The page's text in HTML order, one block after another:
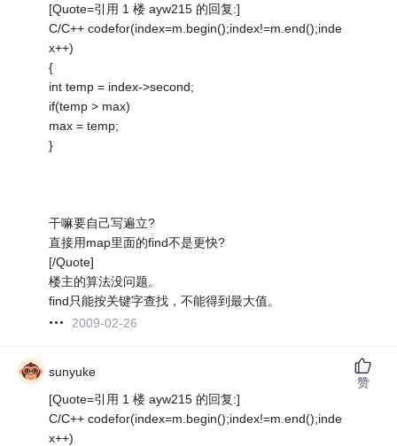
[Quote=引用 1 楼 ayw215 的回复:]
C/C++ codefor(index=m.begin();index!=m.end();inde
x++)
{
int temp = index->second;
if(temp > max)
max = temp;
}
干嘛要自己写遍立?
直接用map里面的find不是更快?
[/Quote]
楼主的算法没问题。
find只能按关键字查找，不能得到最大值。
2009-02-26
sunyuke
[Quote=引用 1 楼 ayw215 的回复:]
C/C++ codefor(index=m.begin();index!=m.end();inde
x++)
赞